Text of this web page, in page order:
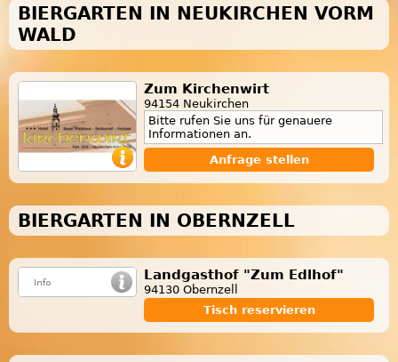
BIERGARTEN IN NEUKIRCHEN VORM
WALD
Zum Kirchenwirt
94154 Neukirchen
Bitte rufen Sie uns für genauere
Informationen an.
Anfrage stellen
BIERGARTEN IN OBERNZELL
Landgasthof "Zum Edlhof"
94130 Obernzell
Tisch reservieren